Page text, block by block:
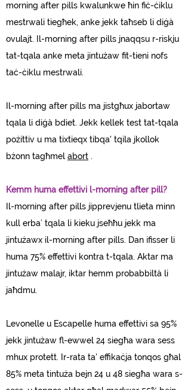
morning after pills kwalunkwe ħin fiċ-ċiklu
mestrwali tiegħek, anke jekk taħseb li diġà
ovulajt. Il-morning after pills jnaqqsu r-riskju
tat-tqala anke meta jintużaw fit-tieni nofs
taċ-ċiklu mestrwali.
Il-morning after pills ma jistgħux jabortaw
tqala li diġà bdiet. Jekk kellek test tat-tqala
pożittiv u ma tixtieqx tibqa' tqila jkollok
bżonn tagħmel abort .
Kemm huma effettivi l-morning after pill?
Il-morning after pills jipprevjenu tlieta minn
kull erba’ tqala li kieku jseħħu jekk ma
jintużawx il-morning after pills. Dan ifisser li
huma 75% effettivi kontra t-tqala. Aktar ma
jintużaw malajr, iktar hemm probabbiltà li
jaħdmu.
Levonelle u Escapelle huma effettivi sa 95%
jekk jintużaw fl-ewwel 24 siegħa wara sess
mhux protett. Ir-rata ta' effikaċja tonqos għal
85% meta tintuża bejn 24 u 48 siegħa wara s-